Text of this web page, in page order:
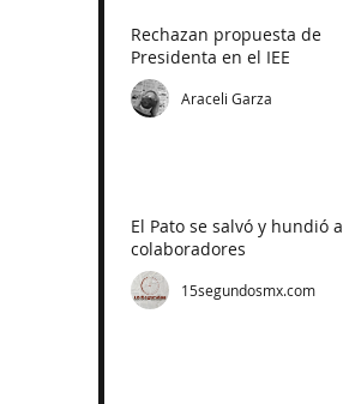
Rechazan propuesta de
Presidenta en el IEE
Araceli Garza
El Pato se salvó y hundió a
colaboradores
15segundosmx.com